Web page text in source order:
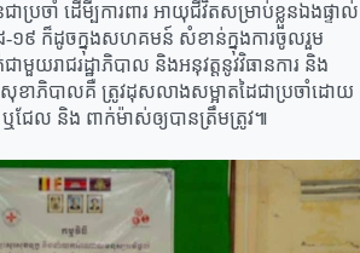
ប្រចាំ ដើមី្បការពារ អាយុជីវិតសម្រាប់ខ្លួនឯងផ្ទាល់
-១៩ ក៏ដូចក្នុងសហគមន៍​ សំខាន់ក្នុងការចូលរួម
ាមួយរាជរដ្ឋាភិបាល និងអនុវត្តនូវវិធានការ និង
ាភិបាលគឺ ត្រូវដុសលាងសម្អាតដៃជាប្រចាំដោយ
ជែល និង ពាក់ម៉ាស់ឲ្យបានត្រឹមត្រូវ៕